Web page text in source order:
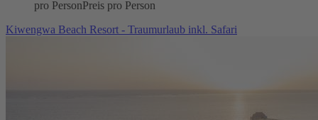
pro PersonPreis pro Person
Kiwengwa Beach Resort - Traumurlaub inkl. Safari